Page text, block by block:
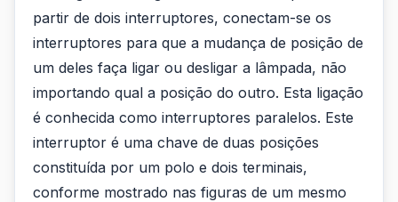
partir de dois interruptores, conectam-se os
interruptores para que a mudança de posição de
um deles faça ligar ou desligar a lâmpada, não
importando qual a posição do outro. Esta ligação
é conhecida como interruptores paralelos. Este
interruptor é uma chave de duas posições
constituída por um polo e dois terminais,
conforme mostrado nas figuras de um mesmo